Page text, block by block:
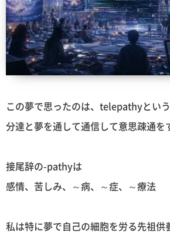
この夢で思ったのは、telepathyとい
分達と夢を通して通信して意思疎通を
接尾辞の-pathyは
感情、苦しみ、～病、～症、～療法
私は特に夢で自己の細胞を労る先祖供